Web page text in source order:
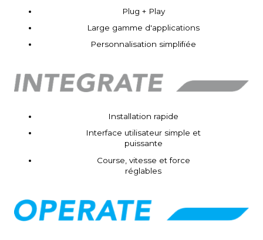
Plug + Play
Large gamme d'applications
Personnalisation simplifiée
Installation rapide
Interface utilisateur simple et
puissante
Course, vitesse et force
réglables